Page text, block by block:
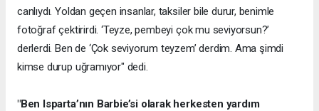
canlıydı. Yoldan geçen insanlar, taksiler bile durur, benimle
fotoğraf çektirirdi. ‘Teyze, pembeyi çok mu seviyorsun?’
derlerdi. Ben de ‘Çok seviyorum teyzem’ derdim. Ama şimdi
kimse durup uğramıyor" dedi.
"Ben Isparta’nın Barbie’si olarak herkesten yardım